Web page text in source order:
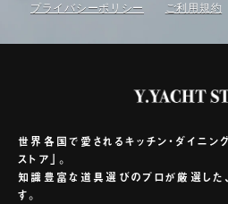
プライバシーポリシー ご利⽤規約
世界各国で愛されるキッチン・ダイニン
ストア」。
知識豊富な道具選びのプロが厳選した
す。